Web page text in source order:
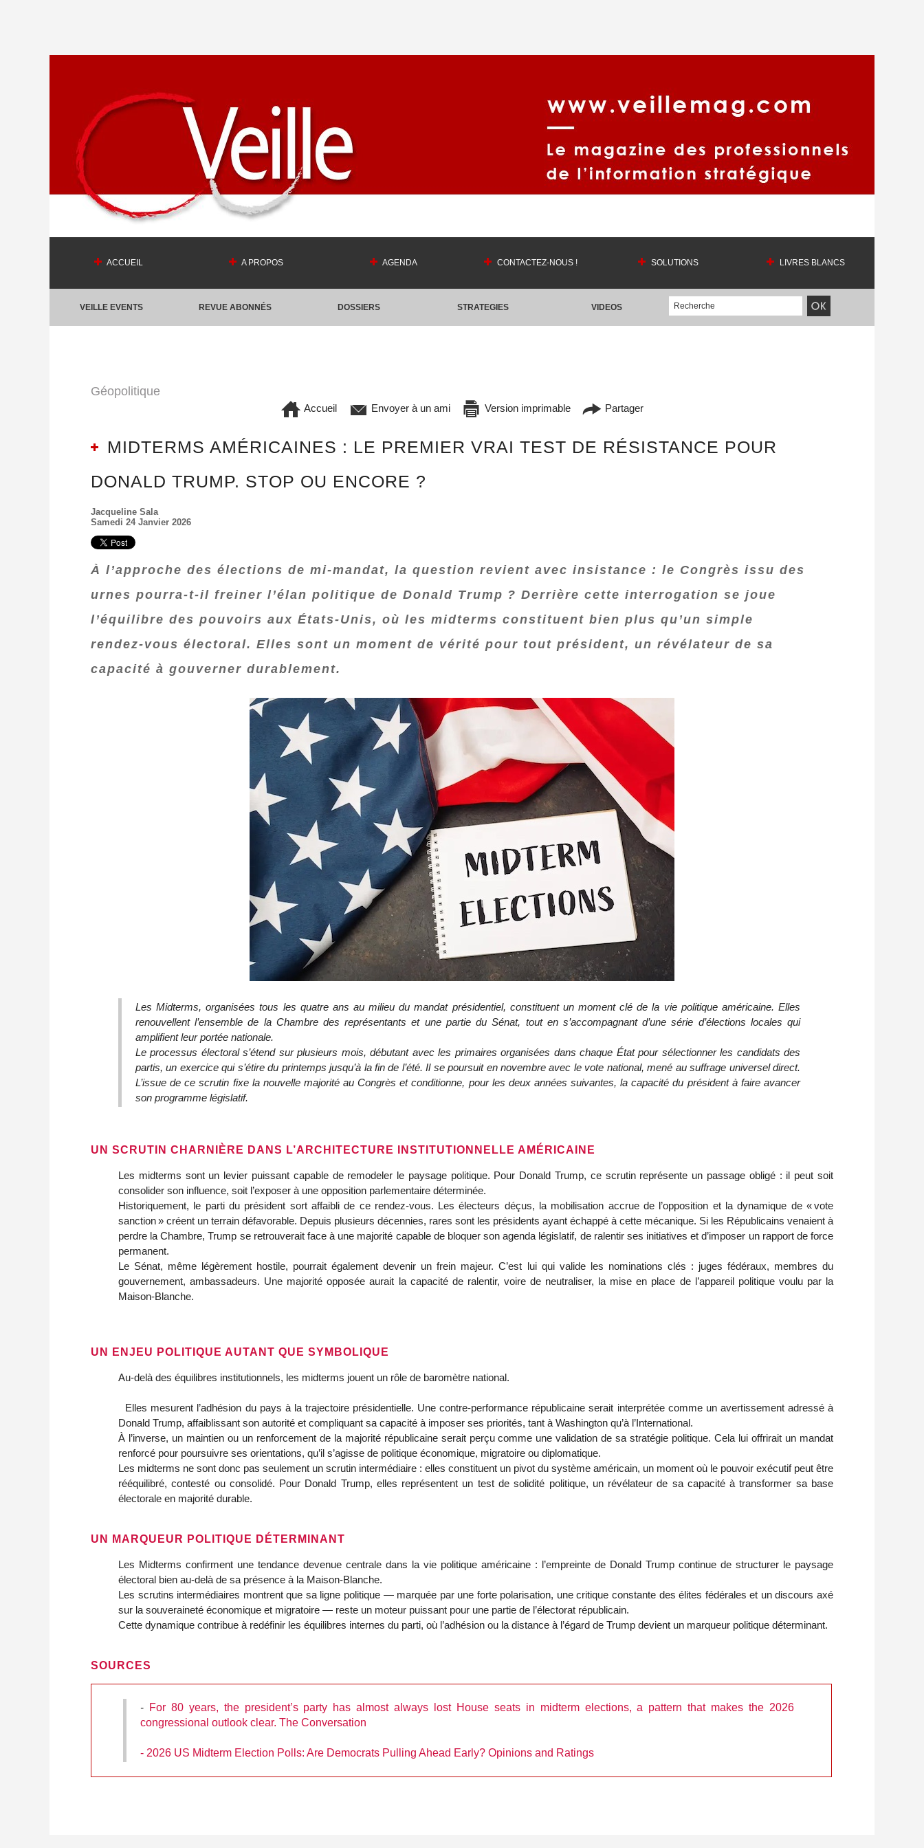
ACCUEIL A PROPOS AGENDA CONTACTEZ-NOUS ! SOLUTIONS LIVRES BLANCS
VEILLE EVENTS REVUE ABONNÉS DOSSIERS STRATEGIES VIDEOS
Géopolitique
Accueil Envoyer à un ami Version imprimable Partager
MIDTERMS AMÉRICAINES : LE PREMIER VRAI TEST DE RÉSISTANCE POUR
DONALD TRUMP. STOP OU ENCORE ?
Jacqueline Sala
Samedi 24 Janvier 2026
À l’approche des élections de mi‑mandat, la question revient avec insistance : le Congrès issu des
urnes pourra‑t‑il freiner l’élan politique de Donald Trump ? Derrière cette interrogation se joue
l’équilibre des pouvoirs aux États‑Unis, où les midterms constituent bien plus qu’un simple
rendez‑vous électoral. Elles sont un moment de vérité pour tout président, un révélateur de sa
capacité à gouverner durablement.
Les Midterms, organisées tous les quatre ans au milieu du mandat présidentiel, constituent un moment clé de la vie politique américaine. Elles
renouvellent l’ensemble de la Chambre des représentants et une partie du Sénat, tout en s’accompagnant d’une série d’élections locales qui
amplifient leur portée nationale.
Le processus électoral s’étend sur plusieurs mois, débutant avec les primaires organisées dans chaque État pour sélectionner les candidats des
partis, un exercice qui s’étire du printemps jusqu’à la fin de l’été. Il se poursuit en novembre avec le vote national, mené au suffrage universel direct.
L’issue de ce scrutin fixe la nouvelle majorité au Congrès et conditionne, pour les deux années suivantes, la capacité du président à faire avancer
son programme législatif.
UN SCRUTIN CHARNIÈRE DANS L’ARCHITECTURE INSTITUTIONNELLE AMÉRICAINE
Les midterms sont un levier puissant capable de remodeler le paysage politique. Pour Donald Trump, ce scrutin représente un passage obligé : il peut soit
consolider son influence, soit l’exposer à une opposition parlementaire déterminée.
Historiquement, le parti du président sort affaibli de ce rendez‑vous. Les électeurs déçus, la mobilisation accrue de l’opposition et la dynamique de « vote
sanction » créent un terrain défavorable. Depuis plusieurs décennies, rares sont les présidents ayant échappé à cette mécanique. Si les Républicains venaient à
perdre la Chambre, Trump se retrouverait face à une majorité capable de bloquer son agenda législatif, de ralentir ses initiatives et d’imposer un rapport de force
permanent.
Le Sénat, même légèrement hostile, pourrait également devenir un frein majeur. C’est lui qui valide les nominations clés : juges fédéraux, membres du
gouvernement, ambassadeurs. Une majorité opposée aurait la capacité de ralentir, voire de neutraliser, la mise en place de l’appareil politique voulu par la
Maison‑Blanche.
UN ENJEU POLITIQUE AUTANT QUE SYMBOLIQUE
Au‑delà des équilibres institutionnels, les midterms jouent un rôle de baromètre national.
Donald Trump, affaiblissant son autorité et compliquant sa capacité à imposer ses priorités, tant à Washington qu’à l’International.
À l’inverse, un maintien ou un renforcement de la majorité républicaine serait perçu comme une validation de sa stratégie politique. Cela lui offrirait un mandat
renforcé pour poursuivre ses orientations, qu’il s’agisse de politique économique, migratoire ou diplomatique.
Les midterms ne sont donc pas seulement un scrutin intermédiaire : elles constituent un pivot du système américain, un moment où le pouvoir exécutif peut être
rééquilibré, contesté ou consolidé. Pour Donald Trump, elles représentent un test de solidité politique, un révélateur de sa capacité à transformer sa base
électorale en majorité durable.
UN MARQUEUR POLITIQUE DÉTERMINANT
Les Midterms confirment une tendance devenue centrale dans la vie politique américaine : l’empreinte de Donald Trump continue de structurer le paysage
électoral bien au‑delà de sa présence à la Maison‑Blanche.
Les scrutins intermédiaires montrent que sa ligne politique — marquée par une forte polarisation, une critique constante des élites fédérales et un discours axé
sur la souveraineté économique et migratoire — reste un moteur puissant pour une partie de l’électorat républicain.
Cette dynamique contribue à redéfinir les équilibres internes du parti, où l’adhésion ou la distance à l’égard de Trump devient un marqueur politique déterminant.
SOURCES
- For 80 years, the president’s party has almost always lost House seats in midterm elections, a pattern that makes the 2026
congressional outlook clear. The Conversation
- 2026 US Midterm Election Polls: Are Democrats Pulling Ahead Early? Opinions and Ratings